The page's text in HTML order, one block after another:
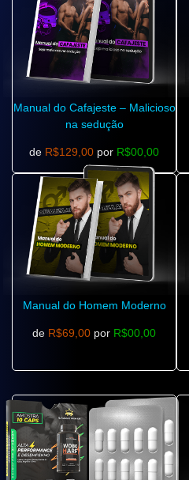
Manual do Cafajeste – Malicioso
na sedução
de R$129,00 por R$00,00
Manual do Homem Moderno
de R$69,00 por R$00,00